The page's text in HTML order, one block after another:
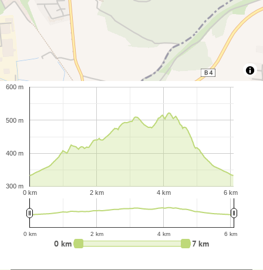
0 km 2 km 4 km 6 km
300 m
400 m
500 m
600 m
0 km 2 km 4 km 6 km
0 km 7 km